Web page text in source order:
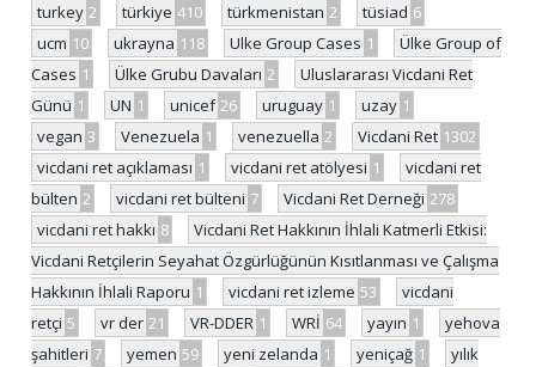
turkey 2 türkiye 410 türkmenistan 2 tüsiad 6
ucm 10 ukrayna 118 Ulke Group Cases 1
Ülke Group of
Cases 1 Ülke Grubu Davaları 2
Uluslararası Vicdani Ret
Günü 1 UN 1 unicef 26 uruguay 1 uzay 1
vegan 3 Venezuela 1 venezuella 2 Vicdani Ret 1302
vicdani ret açıklaması 1 vicdani ret atölyesi 1
vicdani ret
bülten 2 vicdani ret bülteni 7 Vicdani Ret Derneği 278
vicdani ret hakkı 8
Vicdani Ret Hakkının İhlali Katmerli Etkisi:
Vicdani Retçilerin Seyahat Özgürlüğünün Kısıtlanması ve Çalışma
Hakkının İhlali Raporu 1 vicdani ret izleme 53
vicdani
retçi 5 vr der 21 VR-DDER 1 WRİ 64 yayın 1
yehova
şahitleri 7 yemen 59 yeni zelanda 1 yeniçağ 1
yılık